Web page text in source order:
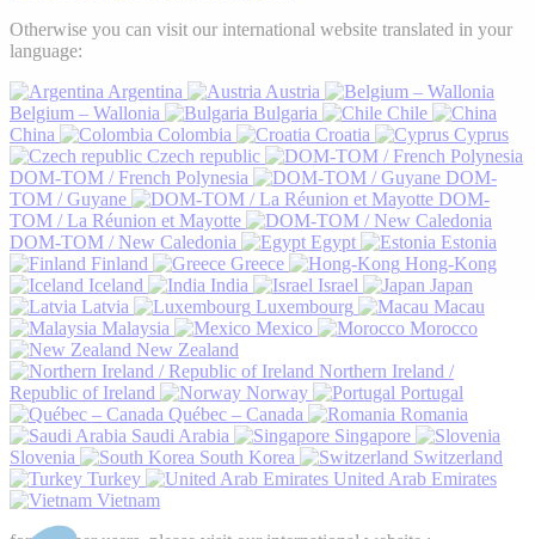
Otherwise you can visit our international website translated in your
language:
Argentina
Austria
Belgium – Wallonia
Bulgaria
Chile
China
Colombia Croatia
Cyprus
Czech republic
DOM-TOM / French Polynesia
DOM-
TOM / Guyane
DOM-
TOM / La Réunion et Mayotte
DOM-TOM / New Caledonia
Egypt
Estonia
Finland
Greece
Hong-Kong
Iceland
India Israel
Japan
Latvia
Luxembourg
Macau
Malaysia
Mexico
Morocco
New Zealand
Northern Ireland /
Republic of Ireland
Norway
Portugal
Québec – Canada
Romania
Saudi Arabia
Singapore
Slovenia
South Korea
Switzerland
Turkey
United Arab Emirates
Vietnam